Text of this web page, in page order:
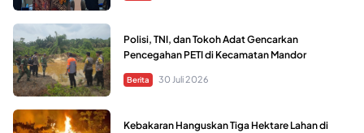
Polisi, TNI, dan Tokoh Adat Gencarkan
Pencegahan PETI di Kecamatan Mandor
Berita 30 Juli 2026
Kebakaran Hanguskan Tiga Hektare Lahan di